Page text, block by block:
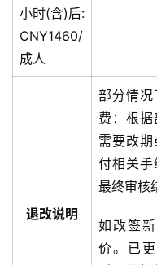
小时(含)后:
CNY1460/
成人
退改说明
部分情况
费：根
需要改
付相关手
最终审核
如改签
价。已